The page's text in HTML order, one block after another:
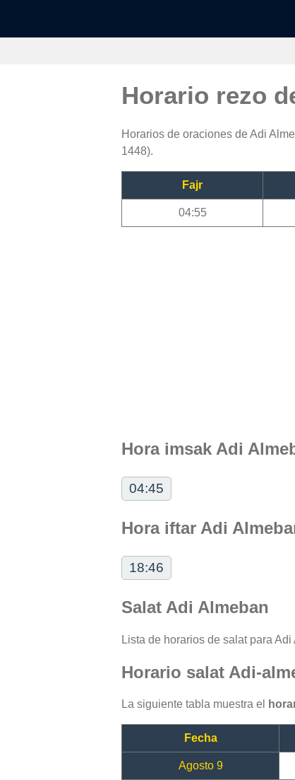
Horario rezo
Horarios de oraciones de Adi
1448).
Fajr
04:55
Hora imsak Adi
04:45
Hora iftar Adi
18:46
Salat Adi Almeban
Lista de horarios de salat para
Horario salat Adi-
La siguiente tabla muestra el
Fecha
Agosto 9